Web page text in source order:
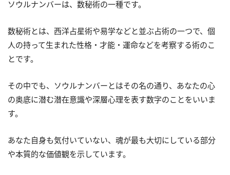
ソウルナンバーは、数秘術の一種です。
数秘術とは、西洋占星術や易学などと並ぶ占術の一つで、個
人の持って生まれた性格・才能・運命などを考察する術のこ
とです。
その中でも、ソウルナンバーとはその名の通り、あなたの心
の奥底に潜む潜在意識や深層心理を表す数字のことをいいま
す。
あなた自身も気付いていない、魂が最も大切にしている部分
や本質的な価値観を示しています。